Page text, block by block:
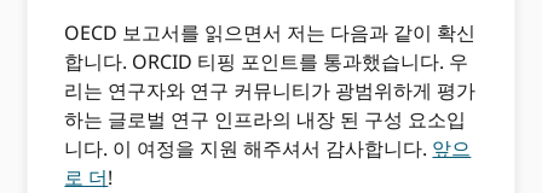
OECD 보고서를 읽으면서 저는 다음과 같이 확신
합니다. ORCID 티핑 포인트를 통과했습니다. 우
리는 연구자와 연구 커뮤니티가 광범위하게 평가
하는 글로벌 연구 인프라의 내장 된 구성 요소입
니다. 이 여정을 지원 해주셔서 감사합니다. 앞으
로 더!